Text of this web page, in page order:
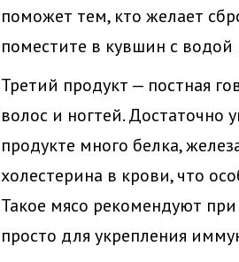
поможет тем, кто желает
поместите в кувшин с водой
Третий продукт — постная
волос и ногтей. Достаточно
продукте много белка,
холестерина в крови, что
Такое мясо рекомендуют
просто для укрепления